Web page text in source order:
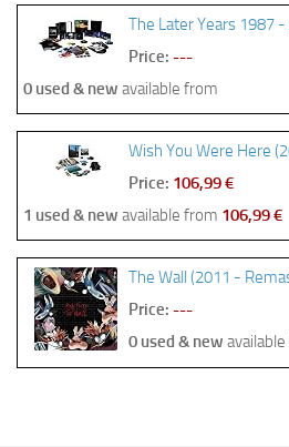
The Later Years 1987
Price: ---
0 used & new available from
Wish You Were Here
Price: 106,99 €
1 used & new available from 106,99 €
The Wall (2011 -
Price: ---
0 used & new